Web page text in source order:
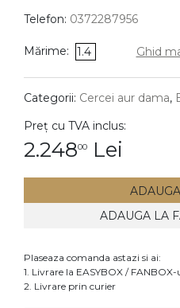
Lanturi
Pandantive
DIAMANTE
Cercei
Accesorii
Telefon: 0372287956
Mărime: 1.4 Ghid
Categorii: Cercei aur dama,
Preț cu TVA inclus:
2.24800 Lei
ADAUGA LA
Plaseaza comanda astazi si ai:
1. Livrare la EASYBOX /
2. Livrare prin curier